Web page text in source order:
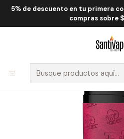
5% de descuento en tu primera
compras sobre
Inicio Fume QRJOY Fume
Fume Hookah Watermelon